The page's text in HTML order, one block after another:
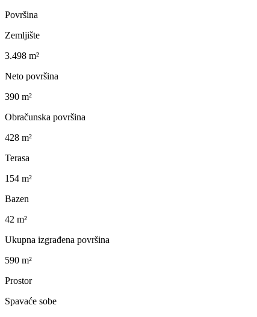
Površina
Zemljište
3.498 m²
Neto površina
390 m²
Obračunska površina
428 m²
Terasa
154 m²
Bazen
42 m²
Ukupna izgrađena površina
590 m²
Prostor
Spavaće sobe